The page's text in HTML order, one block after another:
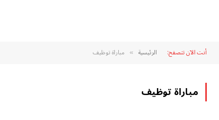
أنت الآن تتصفح: الرئيسية » مباراة توظيف
مباراة توظيف